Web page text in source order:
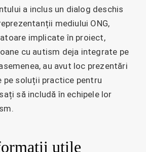
a inclus un dialog deschis
mediului ONG,
implicate în proiect,
cu autism deja integrate pe
au avut loc prezentări
pe soluții practice pentru
să includă în echipele lor
utile